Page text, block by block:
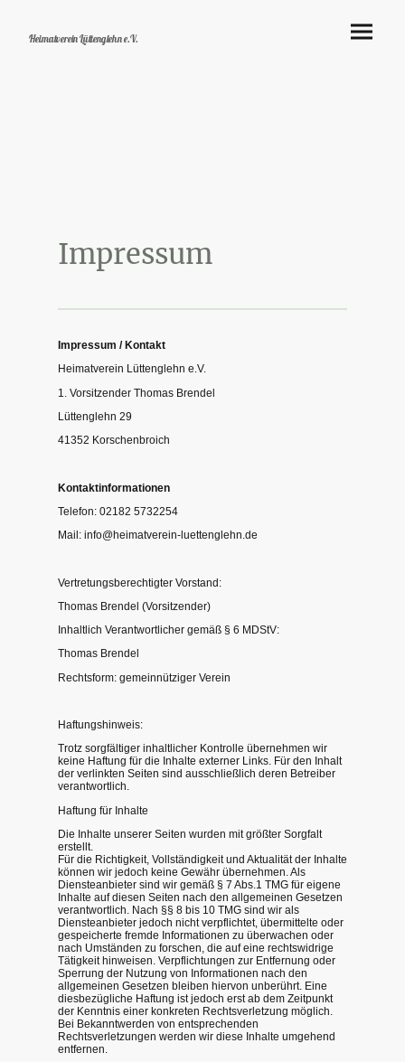
Heimatverein Lüttenglehn e.V.
Impressum
Impressum / Kontakt
Heimatverein Lüttenglehn e.V.
1. Vorsitzender Thomas Brendel
Lüttenglehn 29
41352 Korschenbroich
Kontaktinformationen
Telefon: 02182 5732254
Mail: info@heimatverein-luettenglehn.de
Vertretungsberechtigter Vorstand:
Thomas Brendel (Vorsitzender)
Inhaltlich Verantwortlicher gemäß § 6 MDStV:
Thomas Brendel
Rechtsform: gemeinnütziger Verein
Haftungshinweis:
Trotz sorgfältiger inhaltlicher Kontrolle übernehmen wir
keine Haftung für die Inhalte externer Links. Für den Inhalt
der verlinkten Seiten sind ausschließlich deren Betreiber
verantwortlich.
Haftung für Inhalte
Die Inhalte unserer Seiten wurden mit größter Sorgfalt
erstellt.
Für die Richtigkeit, Vollständigkeit und Aktualität der Inhalte
können wir jedoch keine Gewähr übernehmen. Als
Diensteanbieter sind wir gemäß § 7 Abs.1 TMG für eigene
Inhalte auf diesen Seiten nach den allgemeinen Gesetzen
verantwortlich. Nach §§ 8 bis 10 TMG sind wir als
Diensteanbieter jedoch nicht verpflichtet, übermittelte oder
gespeicherte fremde Informationen zu überwachen oder
nach Umständen zu forschen, die auf eine rechtswidrige
Tätigkeit hinweisen. Verpflichtungen zur Entfernung oder
Sperrung der Nutzung von Informationen nach den
allgemeinen Gesetzen bleiben hiervon unberührt. Eine
diesbezügliche Haftung ist jedoch erst ab dem Zeitpunkt
der Kenntnis einer konkreten Rechtsverletzung möglich.
Bei Bekanntwerden von entsprechenden
Rechtsverletzungen werden wir diese Inhalte umgehend
entfernen.